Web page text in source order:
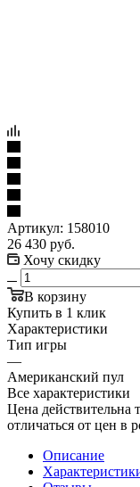
Артикул: 158010
26 430 руб.
Хочу скидку
В корзину
Купить в 1 клик
Характеристики
Тип игры
—
Американский пул
Все характеристики
Цена действительна
отличаться от цен в
Описание